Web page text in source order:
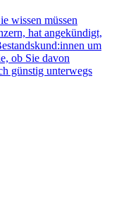
wissen müssen
hat angekündigt,
um
ob Sie davon
günstig unterwegs